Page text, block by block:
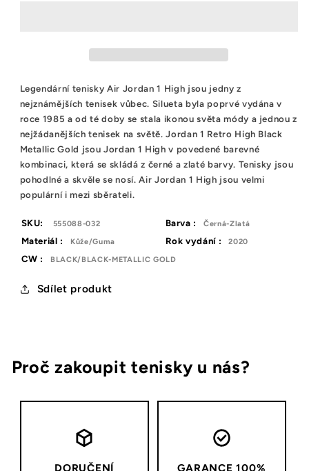
Legendární tenisky Air Jordan 1 High jsou jedny z
nejznámějších tenisek vůbec. Silueta byla poprvé vydána v
roce 1985 a od té doby se stala ikonou světa módy a jednou z
nejžádanějších tenisek na světě. Jordan 1 Retro High Black
Metallic Gold jsou Jordan 1 High v povedené barevné
kombinaci, která se skládá z černé a zlaté barvy. Tenisky jsou
pohodlné a skvěle se nosí. Air Jordan 1 High jsou velmi
populární i mezi sběrateli.
SKU: 555088-032 Barva : Černá-Zlatá
Materiál : Kůže/Guma Rok vydání : 2020
CW : BLACK/BLACK-METALLIC GOLD
Sdílet produkt
Proč zakoupit tenisky u nás?
DORUČENÍ
GARANCE 100%